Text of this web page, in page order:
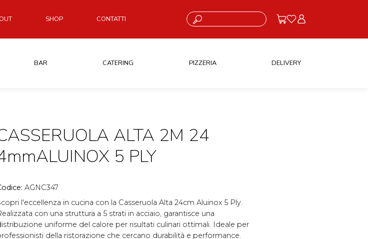
SHOP CONTATTI Cosa stai cercando?
BAR CATERING PIZZERIA DELIVERY
ALTA 2M 24
5 PLY
AGNC347
l'eccellenza in cucina con la Casseruola Alta 24cm Aluinox 5 Ply.
con una struttura a 5 strati in acciaio, garantisce una
uniforme del calore per risultati culinari ottimali. Ideale per
della ristorazione che cercano durabilità e performance.